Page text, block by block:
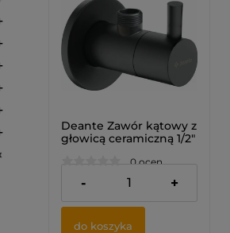
Deante Zawór kątowy z
głowicą ceramiczną 1/2"
0 ocen
65,89 zł
- +
do koszyka